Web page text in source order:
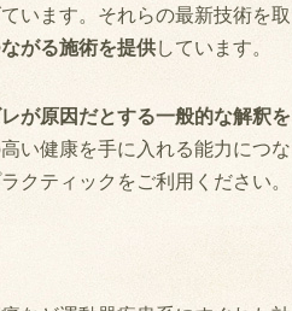
います。それらの最新技術を取
がる施術を提供しています。
が原因だとする一般的な解釈を
い健康を手に入れる能力につな
クティックをご利用ください。